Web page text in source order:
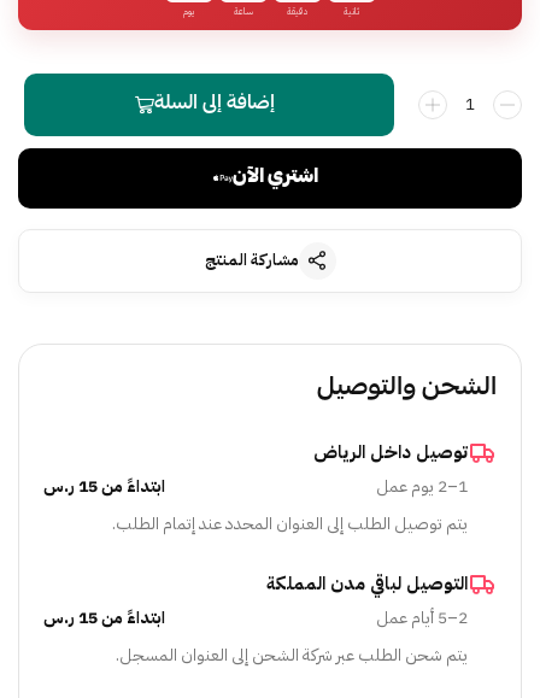
يوم ساعة دقيقة ثانية
إضافة إلى السلة
اشتري الآن
مشاركة المنتج
الشحن والتوصيل
توصيل داخل الرياض
1–2 يوم عمل
ابتداءً من 15 ر.س
يتم توصيل الطلب إلى العنوان المحدد عند إتمام الطلب.
التوصيل لباقي مدن المملكة
2–5 أيام عمل
ابتداءً من 15 ر.س
يتم شحن الطلب عبر شركة الشحن إلى العنوان المسجل.